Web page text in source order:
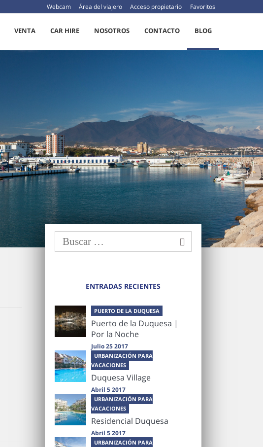
Favoritos
Acceso propietario
Área del viajero
Webcam
VENTA CAR HIRE NOSOTROS CONTACTO BLOG
ENTRADAS RECIENTES
PUERTO DE LA DUQUESA
Puerto de la Duquesa |
Por la Noche
Julio 25 2017
URBANIZACIÓN PARA
VACACIONES
Duquesa Village
Abril 5 2017
URBANIZACIÓN PARA
VACACIONES
Residencial Duquesa
Abril 5 2017
URBANIZACIÓN PARA